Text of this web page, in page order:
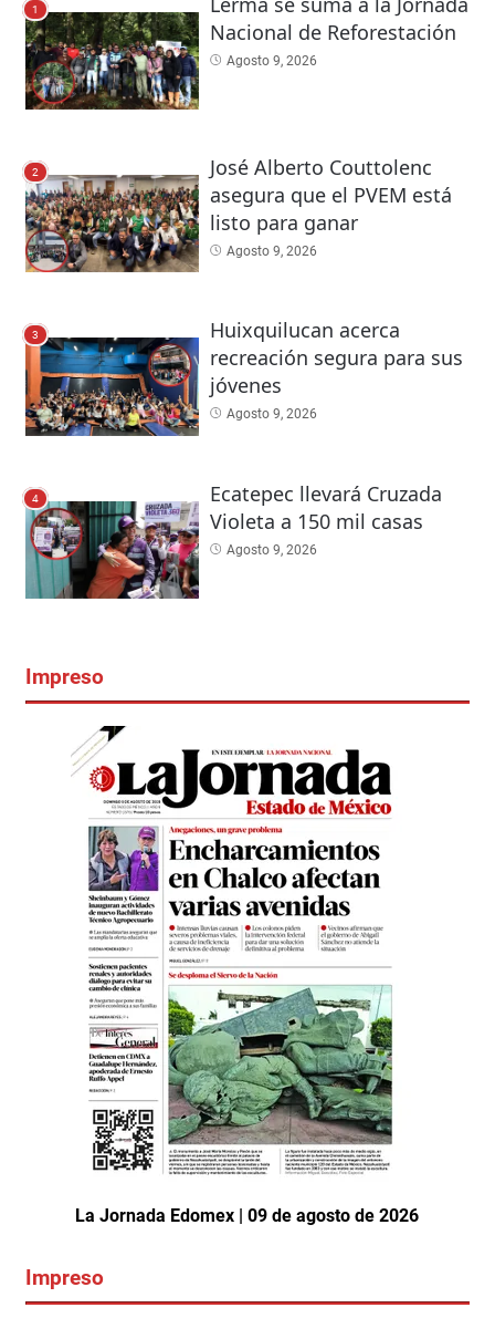
1
Nacional de Reforestación
Agosto 9, 2026
2
José Alberto Couttolenc
asegura que el PVEM está
listo para ganar
Agosto 9, 2026
3
Huixquilucan acerca
recreación segura para sus
jóvenes
Agosto 9, 2026
4
Ecatepec llevará Cruzada
Violeta a 150 mil casas
Agosto 9, 2026
Impreso
La Jornada Edomex | 09 de agosto de 2026
Impreso